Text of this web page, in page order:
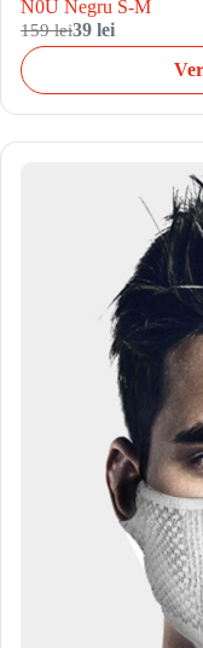
N0U Negru S-M
159 lei39 lei